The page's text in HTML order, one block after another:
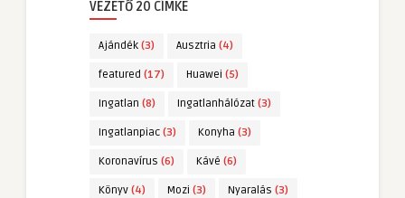
VEZETŐ 20 CÍMKE
Ajándék (3) Ausztria (4)
featured (17) Huawei (5)
Ingatlan (8) Ingatlanhálózat (3)
Ingatlanpiac (3) Konyha (3)
Koronavírus (6) Kávé (6)
Könyv (4) Mozi (3) Nyaralás (3)